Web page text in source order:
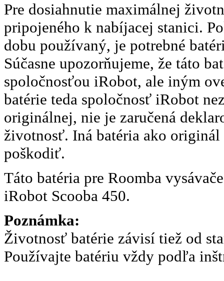
Pre dosiahnutie maximálnej
pripojeného k nabíjacej stanici.
dobu používaný, je potrebné
Súčasne upozorňujeme, že táto
spoločnosťou iRobot, ale iným
batérie teda spoločnosť iRobot
originálnej, nie je zaručená
životnosť. Iná batéria ako
poškodiť.
Táto batéria pre Roomba
iRobot Scooba 450.
Poznámka:
Životnosť batérie závisí tiež od
Používajte batériu vždy podľa